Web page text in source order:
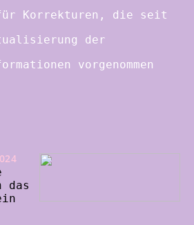
Korrekturen, die seit
der
vorgenommen
das